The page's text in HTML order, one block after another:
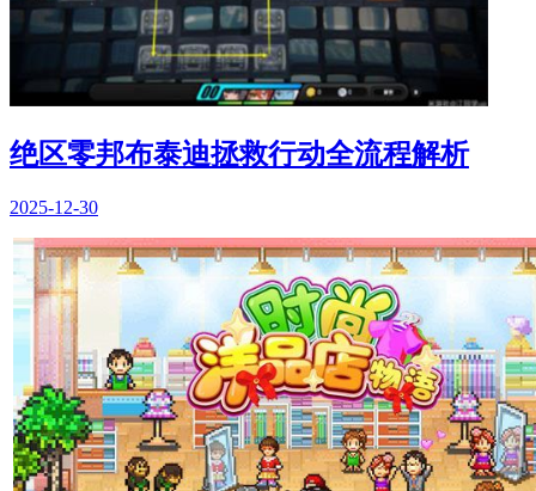
绝区零邦布泰迪拯救行动全流程解析
2025-12-30